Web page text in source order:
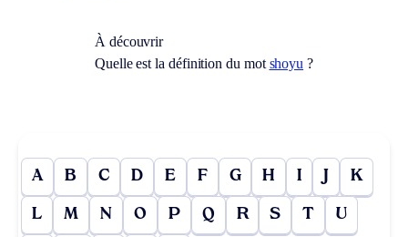
À découvrir
Quelle est la définition du mot shoyu ?
A B C D E F G H I J K
L M N O P Q R S T U